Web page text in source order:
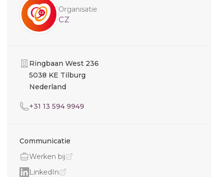
Organisatie
CZ
Organisatie
Ringbaan West 236
5038 KE Tilburg
Nederland
Telefoon
+31 13 594 9949
Communicatie
Werken bij
LinkedIn